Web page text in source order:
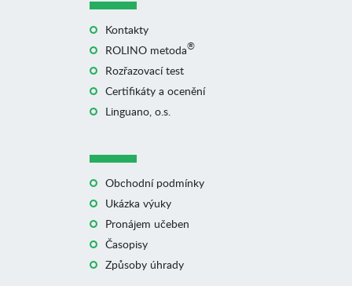
Kontakty
ROLINO metoda®
Rozřazovací test
Certifikáty a ocenění
Linguano, o.s.
Obchodní podmínky
Ukázka výuky
Pronájem učeben
Časopisy
Způsoby úhrady